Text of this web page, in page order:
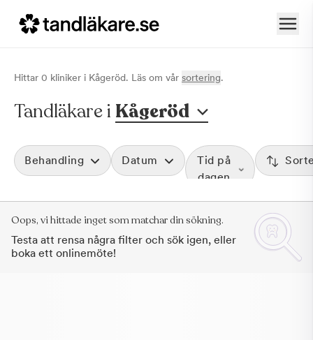
Hittar 0 kliniker i Kågeröd. Läs om vår sortering.
Tandläkare i Kågeröd
Behandling Datum
Tid på
dagen
Oops, vi hittade inget som matchar din sökning.
Testa att rensa några filter och sök igen, eller
boka ett onlinemöte!